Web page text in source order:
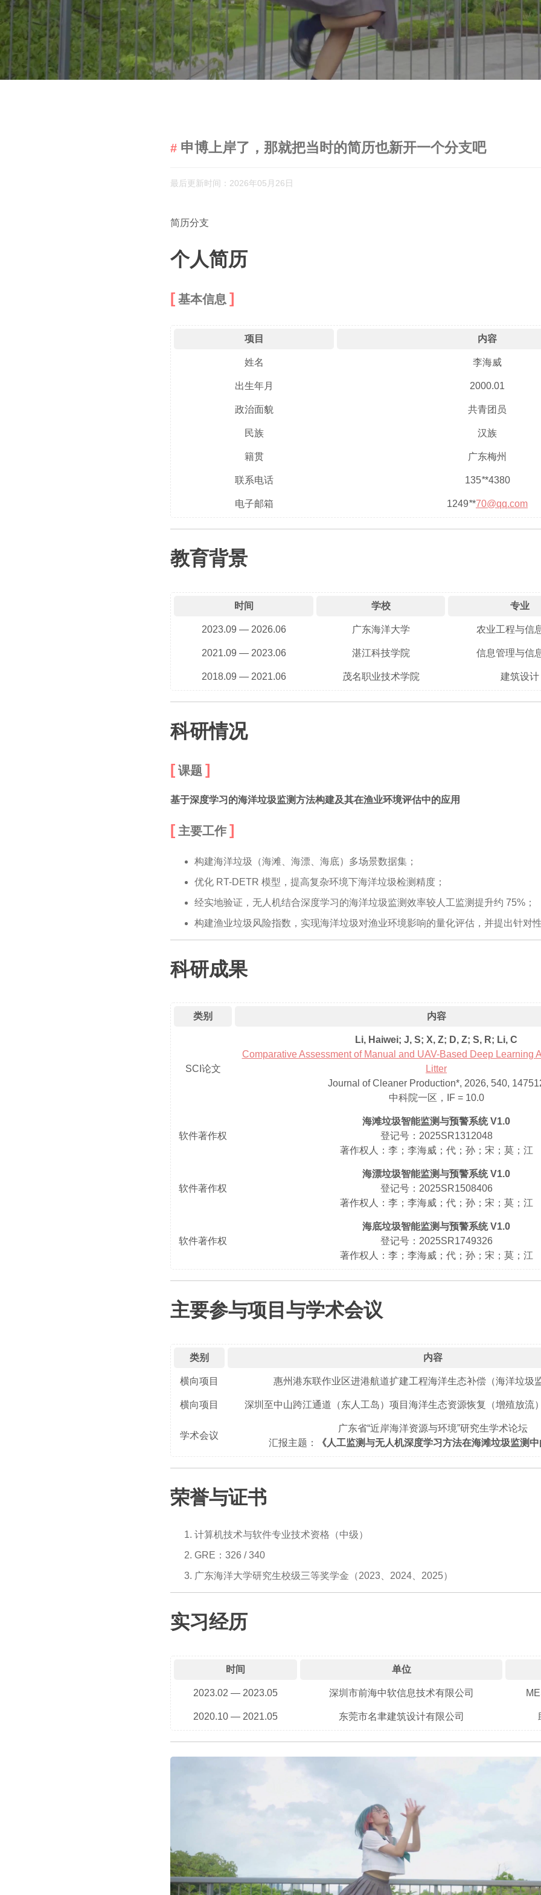
申博上岸了，那就把当时的简历也新开一个分支吧
最后更新时间：2026年05月26日
简历分支
个人简历
基本信息
项目 内容
姓名 李海威
出生年月 2000.01
政治面貌 共青团员
民族 汉族
籍贯 广东梅州
联系电话 135**4380
电子邮箱 1249**70@qq.com
教育背景
时间 学校 专业
2023.09 — 2026.06 广东海洋大学 农业工程与信
2021.09 — 2023.06 湛江科技学院 信息管理与信
2018.09 — 2021.06 茂名职业技术学院 建筑设计
科研情况
课题
基于深度学习的海洋垃圾监测方法构建及其在渔业环境评估中的应用
主要工作
构建海洋垃圾（海滩、海漂、海底）多场景数据集；
优化 RT-DETR 模型，提高复杂环境下海洋垃圾检测精度；
经实地验证，无人机结合深度学习的海洋垃圾监测效率较人工监测提升约 75%；
构建渔业垃圾风险指数，实现海洋垃圾对渔业环境影响的量化评估，并提出针对
科研成果
类别 内容
SCI论文
Li, Haiwei; J, S; X, Z; D, Z; S, R; Li, C
Comparative Assessment of Manual and UAV-Based Deep Learning
Litter
Journal of Cleaner Production*, 2026, 540,
中科院一区，IF = 10.0
软件著作权
海滩垃圾智能监测与预警系统 V1.0
登记号：2025SR1312048
著作权人：李；李海威；代；孙；宋；莫；江
软件著作权
海漂垃圾智能监测与预警系统 V1.0
登记号：2025SR1508406
著作权人：李；李海威；代；孙；宋；莫；江
软件著作权
海底垃圾智能监测与预警系统 V1.0
登记号：2025SR1749326
著作权人：李；李海威；代；孙；宋；莫；江
主要参与项目与学术会议
类别 内容
横向项目 惠州港东联作业区进港航道扩建工程海洋生态补偿（海洋垃圾
横向项目 深圳至中山跨江通道（东人工岛）项目海洋生态资源恢复（增殖放流
学术会议
广东省“近岸海洋资源与环境”研究生学术论坛
汇报主题：
《人工监测与无人机深度学习方法在海滩垃圾监测
荣誉与证书
计算机技术与软件专业技术资格（中级）
GRE：326 / 340
广东海洋大学研究生校级三等奖学金（2023、2024、2025）
实习经历
时间 单位
2023.02 — 2023.05 深圳市前海中软信息技术有限公司
2020.10 — 2021.05 东莞市名聿建筑设计有限公司